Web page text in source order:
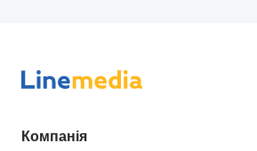
Компанія